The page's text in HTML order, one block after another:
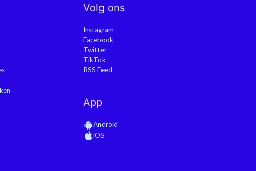
Volg ons
Instagram
Facebook
Twitter
TikTok
RSS Feed
App
Android
iOS